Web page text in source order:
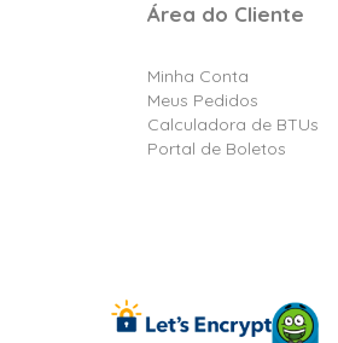
Área do Cliente
Minha Conta
Meus Pedidos
Calculadora de BTUs
Portal de Boletos